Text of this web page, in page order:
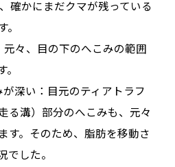
確かにまだクマが残っている
。
元々、目の下のへこみの範囲
。
深い ：目元のティアトラフ
る溝）部分のへこみも、元々
す。そのため、脂肪を移動さ
でした。